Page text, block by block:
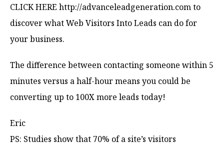
CLICK HERE http://advanceleadgeneration.com to
discover what Web Visitors Into Leads can do for
your business.
The difference between contacting someone within 5
minutes versus a half-hour means you could be
converting up to 100X more leads today!
Eric
PS: Studies show that 70% of a site’s visitors